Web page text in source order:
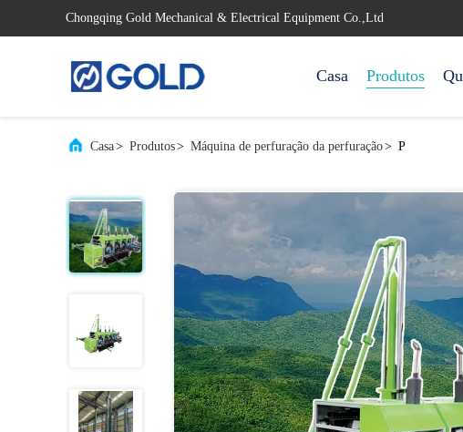
Chongqing Gold Mechanical & Electrical Equipment Co.,Ltd
Casa Produtos
Casa> Produtos> Máquina de perfuração da perfuração> P